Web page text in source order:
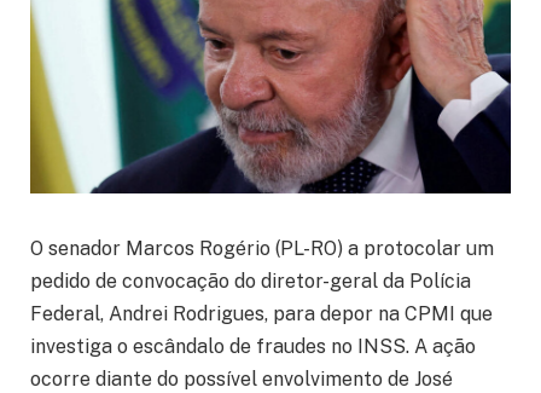
O senador Marcos Rogério (PL-RO) a protocolar um
pedido de convocação do diretor-geral da Polícia
Federal, Andrei Rodrigues, para depor na CPMI que
investiga o escândalo de fraudes no INSS. A ação
ocorre diante do possível envolvimento de José